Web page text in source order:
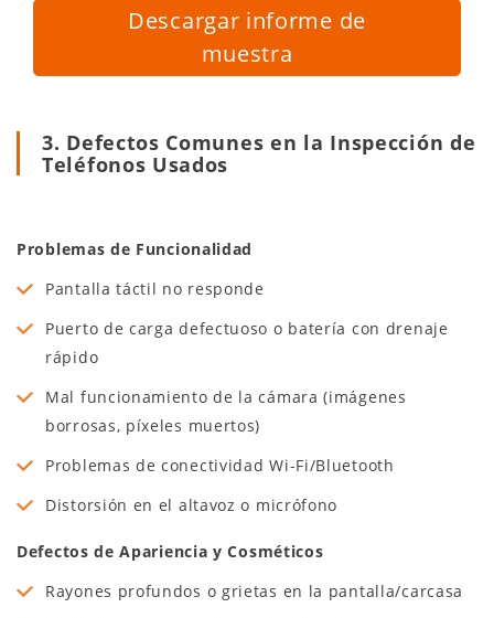
Descargar informe de
muestra
3. Defectos Comunes en la Inspección de
Teléfonos Usados
Problemas de Funcionalidad
Pantalla táctil no responde
Puerto de carga defectuoso o batería con drenaje
rápido
Mal funcionamiento de la cámara (imágenes
borrosas, píxeles muertos)
Problemas de conectividad Wi-Fi/Bluetooth
Distorsión en el altavoz o micrófono
Defectos de Apariencia y Cosméticos
Rayones profundos o grietas en la pantalla/carcasa